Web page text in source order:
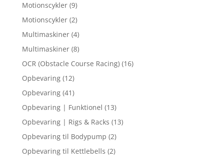
Motionscykler (9)
Motionscykler (2)
Multimaskiner (4)
Multimaskiner (8)
OCR (Obstacle Course Racing) (16)
Opbevaring (12)
Opbevaring (41)
Opbevaring | Funktionel (13)
Opbevaring | Rigs & Racks (13)
Opbevaring til Bodypump (2)
Opbevaring til Kettlebells (2)